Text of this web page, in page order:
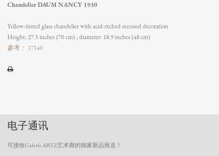
Chandelier DAUM NANCY 1930
Yellow-tinted glass chandelier with acid-etched recessed decoration
Height: 27.5 inches (70 cm) ; diameter: 18.9 inches (48 cm)
參考： 17140
电子通讯
可接收Galerie ARTZ艺术廊的独家新品推送！